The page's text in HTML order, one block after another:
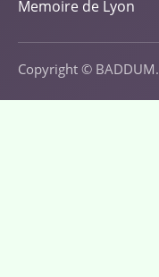
Memoire de Lyon
Copyright © BADDUM.